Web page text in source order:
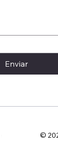
Enviar
©